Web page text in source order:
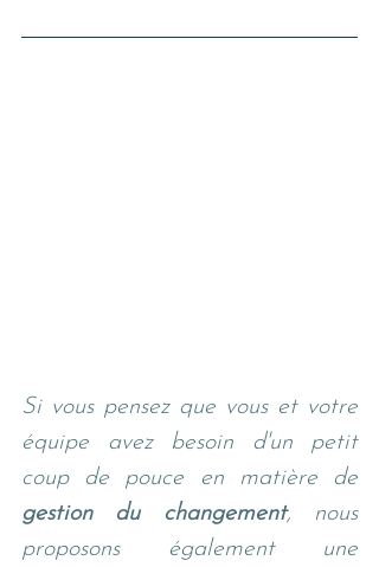
Si vous pensez que vous et votre
équipe avez besoin d'un petit
gestion du changement, nous
proposons également une